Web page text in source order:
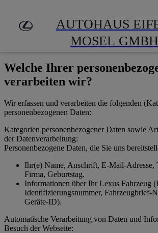
AUTOHAUS
MOSEL GMBH
Welche
Welche Ihrer
verarbeiten wir?
Wir erfassen und verarbeiten die folgenden
personenbezogenen Daten:
Kategorien personenbezogener Daten sowie
der Datenverarbeitung:
Personenbezogene Daten, die Sie uns
Ihr(e) Name, Anschrift, E-Mail-Adresse,
Firma, Geburtstag.
Informationen über Ihr Lexus Fahrzeug
Identifizierungsnummer, Fahrzeugbrief-
Geräte-ID).
Automatische Verarbeitung von Daten und
Besuch der Webseite: